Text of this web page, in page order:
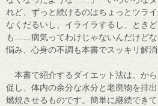
れど、ずっと続けるのはちょっとツラ
なくだるいし、イライラするし、とき
も……病気ってわけじゃないんだけど
悩み、心身の不調も本書でスッキリ解消
本書で紹介するダイエット法は、か
促し、体内の余分な水分と老廃物を排
燃焼させるものです。簡単に継続でき